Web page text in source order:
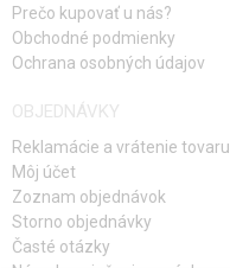
Prečo kupovať u nás?
Obchodné podmienky
Ochrana osobných údajov
OBJEDNÁVKY
Reklamácie a vrátenie tovaru
Môj účet
Zoznam objednávok
Storno objednávky
Časté otázky